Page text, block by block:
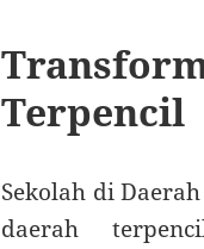
Terpencil
Sekolah di
daerah